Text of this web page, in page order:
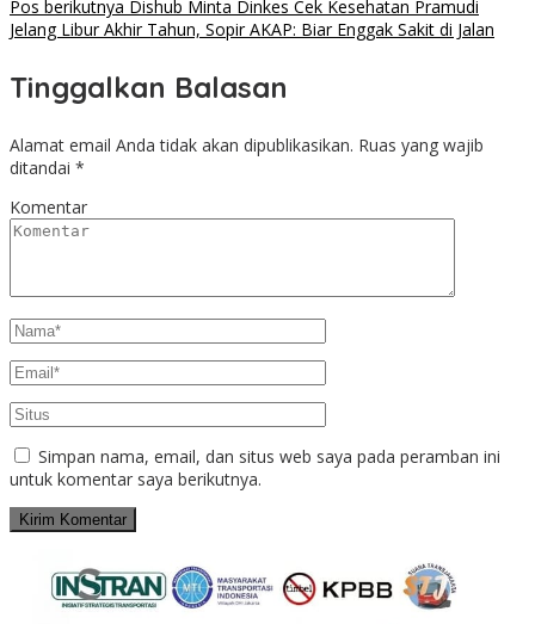
Pos berikutnya Dishub Minta Dinkes Cek Kesehatan Pramudi
Jelang Libur Akhir Tahun, Sopir AKAP: Biar Enggak Sakit di Jalan
Tinggalkan Balasan
Alamat email Anda tidak akan dipublikasikan. Ruas yang wajib
ditandai *
Komentar
Simpan nama, email, dan situs web saya pada peramban ini
untuk komentar saya berikutnya.